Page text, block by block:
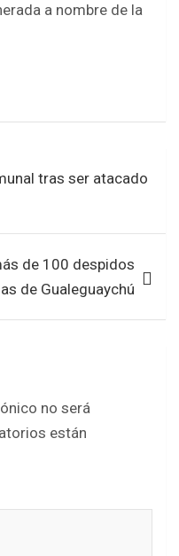
a nombre de la
tras ser atacado
de 100 despidos
de Gualeguaychú
no será
están